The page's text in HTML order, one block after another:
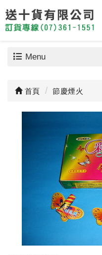
Menu
首頁 節慶煙火